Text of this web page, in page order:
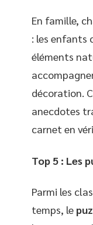
En famille,
: les enfants
éléments
décoration.
anecdotes
carnet en
Top 5 : Les
Parmi les
temps, le